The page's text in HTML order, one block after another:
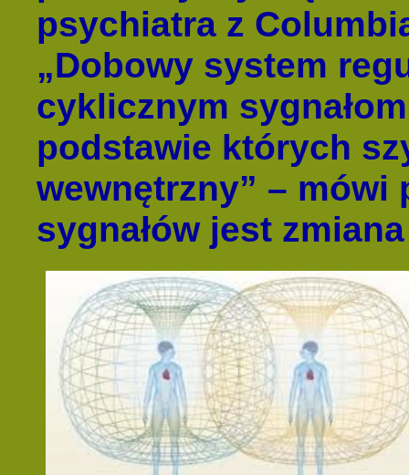
psychiatra z
„Dobowy system
cyklicznym
podstawie których
wewnętrzny” – mówi
sygnałów jest